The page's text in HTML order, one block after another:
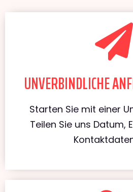
UNVERBINDLICHE
Starten Sie mit einer
Teilen Sie uns Datum,